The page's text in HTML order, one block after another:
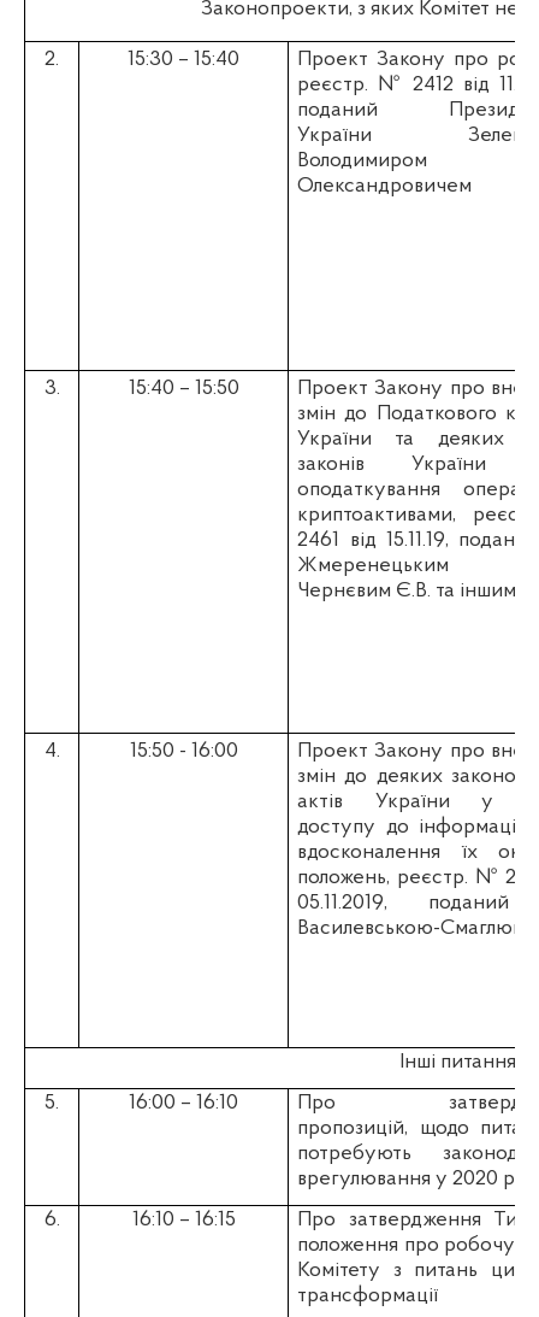
Законопроекти, з яких Комітет не
2. 15:30 – 15:40
Проект Закону про
реєстр. №2412 від
поданий
України
Володимиром
Олександровичем
3. 15:40 – 15:50
Проект Закону про
змін до Податкового
України та деяких
законів України
оподаткування
криптоактивами,
2461 від 15.11.19,
Жмеренецьким
Чернєвим Є.В. та іншими
4. 15:50 - 16:00
Проект Закону про
змін до деяких
актів України у
доступу до інформації
вдосконалення їх
положень, реєстр. №
05.11.2019, поданий
Василевською-Смаглюк
Інші питання:
5.
16:00 – 16:10
Про
пропозицій, щодо
потребують
врегулювання у 2020
6.
16:10 – 16:15
Про затвердження
положення про робочу
Комітету з питань
трансформації